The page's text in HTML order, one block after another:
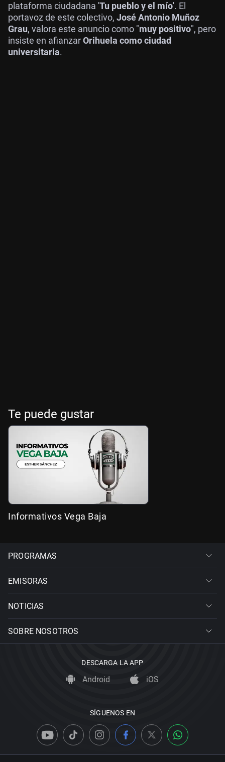
plataforma ciudadana 'Tu pueblo y el mío'. El
portavoz de este colectivo, José Antonio Muñoz
Grau, valora este anuncio como "muy positivo", pero
insiste en afianzarOrihuela como ciudad
universitaria.
Te puede gustar
Informativos Vega Baja
PROGRAMAS
EMISORAS
NOTICIAS
SOBRE NOSOTROS
DESCARGA LA APP
Android iOS
SÍGUENOS EN